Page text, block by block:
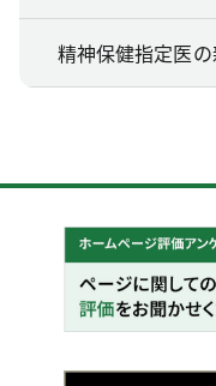
精神保健指定医